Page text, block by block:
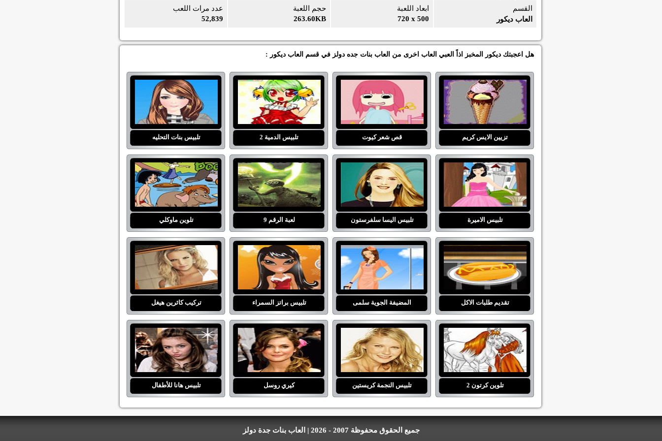
عدد مرات اللعب
52,839
حجم اللعبة
263.60KB
ابعاد اللعبة
720 x 500
القسم
العاب ديكور
هل اعجبتك ديكور المخبز اذاً العبي العاب اخرى من العاب بنات جده دولز في قسم العاب ديكور :
تزيين الايس كريم قص شعر كيوت تلبيس الدمية 2 تلبيس بنات التحليه
تلبيس الاميرة تلبيس اليسا سلفرستون لعبة الرقم 9 تلوين ماوكلي
تقديم طلبات الاكل المضيفة الجوية سلمى تلبيس براتز السمراء تركيب كاثرين هيغل
تلوين كرتون 2 تلبيس النجمة كريستين كيري روسل تلبيس هانا للأطفال
جميع الحقوق محفوظة 2007 - 2026 | العاب بنات جدة دولز